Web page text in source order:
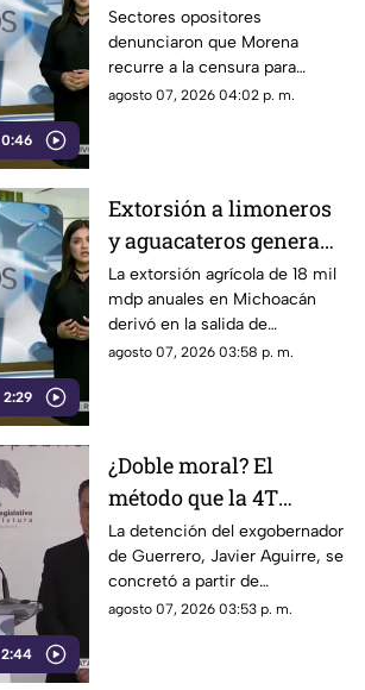
0:46
censura para ocultar
seńalamientos de
narcopolítica
Sectores opositores
denunciaron que Morena
recurre a la censura para
imponer su versión oficial y
agosto 07, 2026 04:02 p. m.
2:29
Extorsión a limoneros
y aguacateros genera
pérdidas de 18 mil mdp
en Michoacán
La extorsión agrícola de 18 mil
mdp anuales en Michoacán
derivó en la salida de
inspectores de EE. UU.,
agosto 07, 2026 03:58 p. m.
2:44
¿Doble moral? El
método que la 4T
desacredita para Rocha
Moya y Enrique
Inzunza fue el que
metió a la cárcel a
La detención del exgobernador
de Guerrero, Javier Aguirre, se
concretó a partir de
declaraciones de testigos
agosto 07, 2026 03:53 p. m.